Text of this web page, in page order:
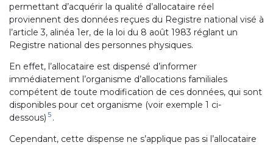
permettant d’acquérir la qualité d’allocataire réel
proviennent des données reçues du Registre national visé à
l’article 3, alinéa 1er, de la loi du 8 août 1983 réglant un
Registre national des personnes physiques.
En effet, l’allocataire est dispensé d’informer
immédiatement l’organisme d’allocations familiales
compétent de toute modification de ces données, qui sont
disponibles pour cet organisme (voir exemple 1 ci-
dessous) 5 .
Cependant, cette dispense ne s’applique pas si l’allocataire